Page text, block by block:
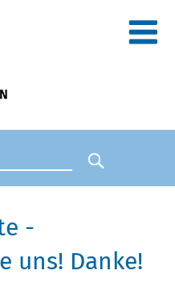
Suche
-
uns! Danke!